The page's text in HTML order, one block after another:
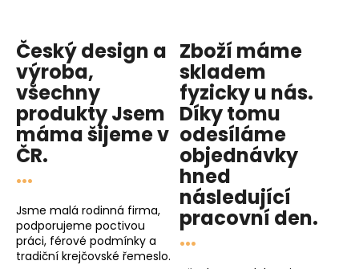
Český design a
výroba,
všechny
produktyJsem
mámašijeme v
ČR.
...
Jsme malá rodinná firma,
podporujeme poctivou
práci, férové podmínky a
tradiční krejčovské řemeslo.
Zboží máme
skladem
fyzicky u nás.
Díky tomu
odesíláme
objednávky
hned
následující
pracovní den.
...